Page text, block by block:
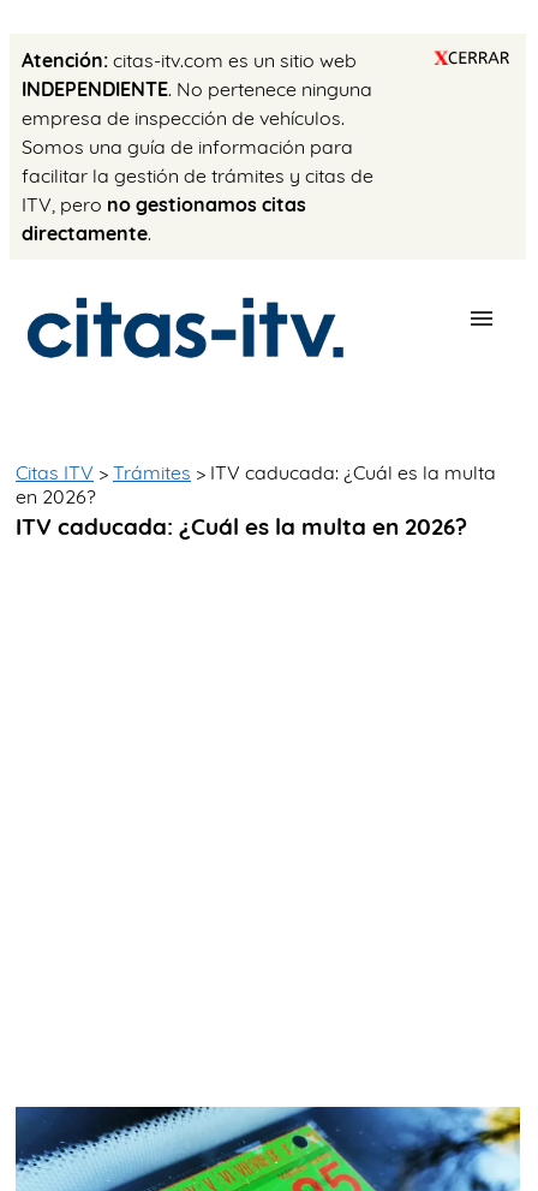
Atención: citas-itv.com es un sitio web
INDEPENDIENTE. No pertenece ninguna
empresa de inspección de vehículos.
Somos una guía de información para
facilitar la gestión de trámites y citas de
ITV, pero no gestionamos citas
directamente.
TRÁMITES
Citas ITV > Trámites > ITV caducada: ¿Cuál es la multa
en 2026?
ITV caducada: ¿Cuál es la multa en 2026?